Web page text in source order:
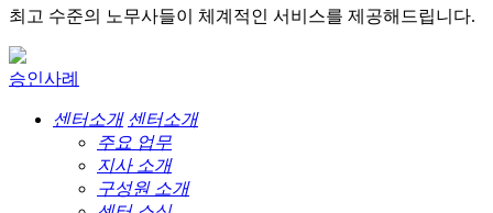
최고 수준의 노무사들이 체계적인 서비스를 제공해드립니다.
승인사례
센터소개 센터소개
주요 업무
지사 소개
구성원 소개